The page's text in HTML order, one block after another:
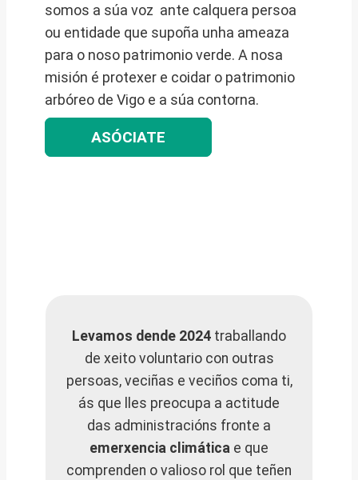
somos a súa voz ante calquera persoa
ou entidade que supoña unha ameaza
para o noso patrimonio verde. A nosa
misión é protexer e coidar o patrimonio
arbóreo de Vigo e a súa contorna.
ASÓCIATE
Levamos dende 2024 traballando
de xeito voluntario con outras
persoas, veciñas e veciños coma ti,
ás que lles preocupa a actitude
das administracións fronte a
emerxencia climática e que
comprenden o valioso rol que teñen